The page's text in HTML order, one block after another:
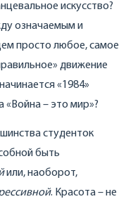
искусство?
означаемым и
просто любое, самое
движение
«1984»
«Война – это мир»?
студенток
быть
или, наоборот,
. Красота – не